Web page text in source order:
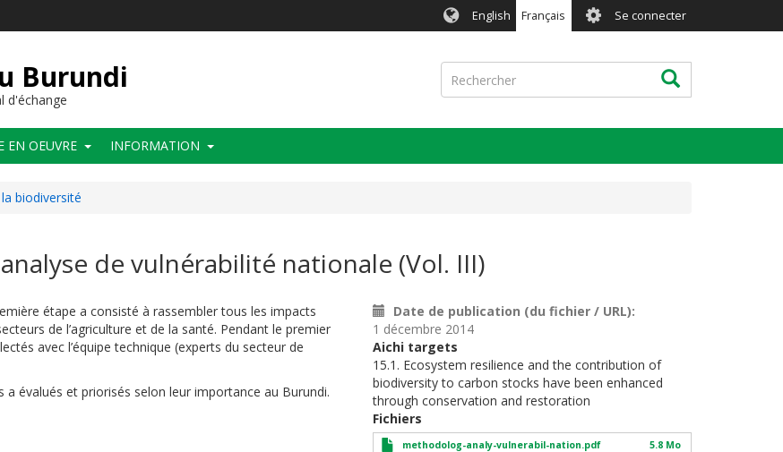
English Français User
account
menu
Se connecter
Burundi
d'échange
Rechercher Rechercher
EN OEUVRE INFORMATION
biodiversité
de vulnérabilité nationale (Vol. III)
étape a consisté à rassembler tous les impacts
de l’agriculture et de la santé. Pendant le premier
avec l’équipe technique (experts du secteur de
a évalués et priorisés selon leur importance au Burundi.
Date de publication (du fichier / URL)
1 décembre 2014
Aichi targets
15.1. Ecosystem resilience and the contribution of
biodiversity to carbon stocks have been enhanced
through conservation and restoration
Fichiers
methodolog-analy-vulnerabil-nation.pdf 5.8 Mo